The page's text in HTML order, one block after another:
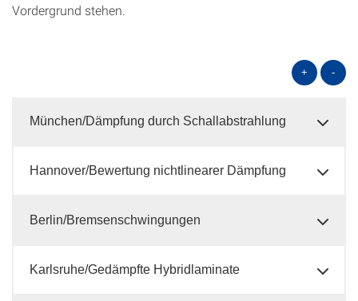
Vordergrund stehen.
+ -
München/Dämpfung durch Schallabstrahlung
Hannover/Bewertung nichtlinearer Dämpfung
Berlin/Bremsenschwingungen
Karlsruhe/Gedämpfte Hybridlaminate